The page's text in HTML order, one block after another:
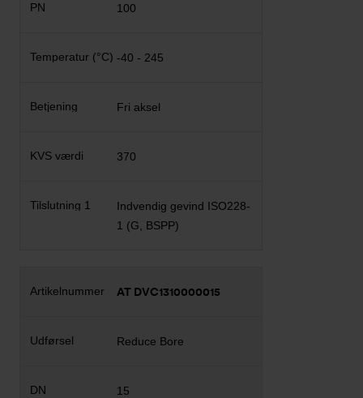
100
-40 - 245
Fri aksel
370
Indvendig gevind ISO228-
1 (G, BSPP)
AT DVC1310000015
Reduce Bore
15